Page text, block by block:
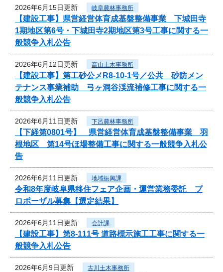
2026年6月15日更新 岐阜農林事務所
【建設工事】県営経営体育成基盤整備事業 下城田寺
1期地区第6号・下城田寺2期地区第3号工事に関する一
般競争入札公告
2026年6月12日更新 高山土木事務所
【建設工事】第工砂公メR8-10-1号／公共 砂防メン
テナンス事業補助 弓ヶ洞谷渓流補修工事に関する一
般競争入札公告
2026年6月11日更新 下呂農林事務所
【下経第0801号】 県営経営体育成基盤整備事業 羽
根地区 第14号ほ場整備工事に関する一般競争入札公
告
2026年6月11日更新 地域振興課
令和8年度岐阜県移住フェア企画・運営業務委託 プ
ロポーザル募集【選定結果】
2026年6月11日更新 会計課
【建設工事】第8-111号 道路標示施工工事に関する一
般競争入札公告
2026年6月9日更新 古川土木事務所